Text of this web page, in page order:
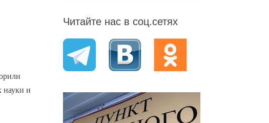
науки и
Читайте нас в соц.сетях